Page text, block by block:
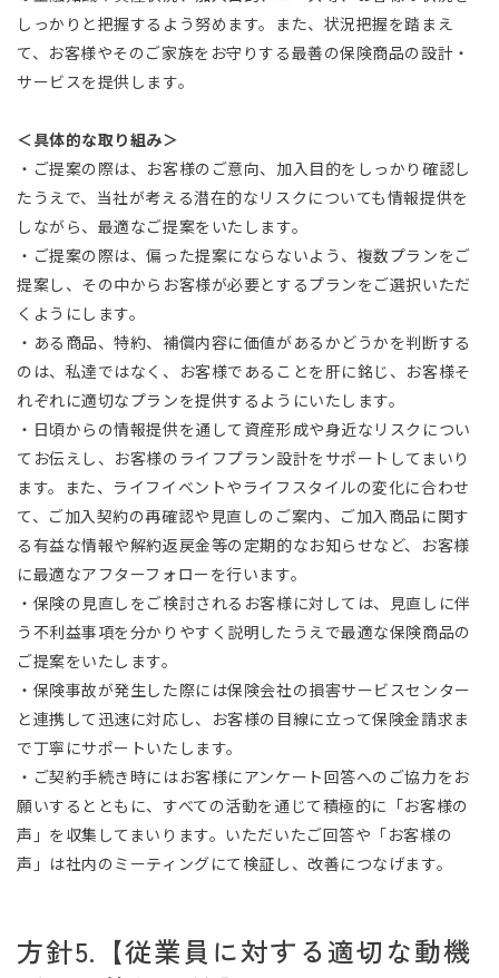
しっかりと把握するよう努めます。また、状況把握を踏まえ
て、お客様やそのご家族をお守りする最善の保険商品の設計・
サービスを提供します。
＜具体的な取り組み＞
・ご提案の際は、お客様のご意向、加入目的をしっかり確認し
たうえで、当社が考える潜在的なリスクについても情報提供を
しながら、最適なご提案をいたします。
・ご提案の際は、偏った提案にならないよう、複数プランをご
提案し、その中からお客様が必要とするプランをご選択いただ
くようにします。
・ある商品、特約、補償内容に価値があるかどうかを判断する
のは、私達ではなく、お客様であることを肝に銘じ、お客様そ
れぞれに適切なプランを提供するようにいたします。
・日頃からの情報提供を通して資産形成や身近なリスクについ
てお伝えし、お客様のライフプラン設計をサポートしてまいり
ます。また、ライフイベントやライフスタイルの変化に合わせ
て、ご加入契約の再確認や見直しのご案内、ご加入商品に関す
る有益な情報や解約返戻金等の定期的なお知らせなど、お客様
に最適なアフターフォローを行います。
・保険の見直しをご検討されるお客様に対しては、見直しに伴
う不利益事項を分かりやすく説明したうえで最適な保険商品の
ご提案をいたします。
・保険事故が発生した際には保険会社の損害サービスセンター
と連携して迅速に対応し、お客様の目線に立って保険金請求ま
で丁寧にサポートいたします。
・ご契約手続き時にはお客様にアンケート回答へのご協力をお
願いするとともに、すべての活動を通じて積極的に「お客様の
声」を収集してまいります。いただいたご回答や「お客様の
声」は社内のミーティングにて検証し、改善につなげます。
方針5.【従業員に対する適切な動機